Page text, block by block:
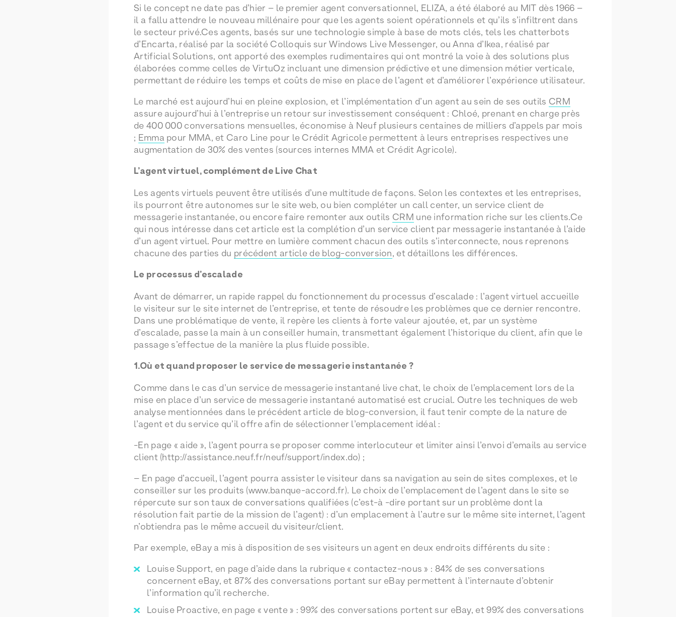
Si le concept ne date pas d’hier – le premier agent conversationnel, ELIZA, a été élaboré au MIT dès 1966 –
il a fallu attendre le nouveau millénaire pour que les agents soient opérationnels et qu’ils s’infiltrent dans
le secteur privé.Ces agents, basés sur une technologie simple à base de mots clés, tels les chatterbots
d’Encarta, réalisé par la société Colloquis sur Windows Live Messenger, ou Anna d’Ikea, réalisé par
Artificial Solutions, ont apporté des exemples rudimentaires qui ont montré la voie à des solutions plus
élaborées comme celles de VirtuOz incluant une dimension prédictive et une dimension métier verticale,
permettant de réduire les temps et coûts de mise en place de l’agent et d’améliorer l’expérience utilisateur.
Le marché est aujourd’hui en pleine explosion, et l’implémentation d’un agent au sein de ses outils CRM
assure aujourd’hui à l’entreprise un retour sur investissement conséquent : Chloé, prenant en charge près
de 400 000 conversations mensuelles, économise à Neuf plusieurs centaines de milliers d’appels par mois
; Emma pour MMA, et Caro Line pour le Crédit Agricole permettent à leurs entreprises respectives une
augmentation de 30% des ventes (sources internes MMA et Crédit Agricole).
L’agent virtuel, complément de Live Chat
Les agents virtuels peuvent être utilisés d’une multitude de façons. Selon les contextes et les entreprises,
ils pourront être autonomes sur le site web, ou bien compléter un call center, un service client de
messagerie instantanée, ou encore faire remonter aux outils CRM une information riche sur les clients.Ce
qui nous intéresse dans cet article est la complétion d’un service client par messagerie instantanée à l’aide
d’un agent virtuel. Pour mettre en lumière comment chacun des outils s’interconnecte, nous reprenons
chacune des parties du précédent article de blog-conversion, et détaillons les différences.
Le processus d’escalade
Avant de démarrer, un rapide rappel du fonctionnement du processus d’escalade : l’agent virtuel accueille
le visiteur sur le site internet de l’entreprise, et tente de résoudre les problèmes que ce dernier rencontre.
Dans une problématique de vente, il repère les clients à forte valeur ajoutée, et, par un système
d’escalade, passe la main à un conseiller humain, transmettant également l’historique du client, afin que le
passage s’effectue de la manière la plus fluide possible.
1.Où et quand proposer le service de messagerie instantanée ?
Comme dans le cas d’un service de messagerie instantané live chat, le choix de l’emplacement lors de la
mise en place d’un service de messagerie instantané automatisé est crucial. Outre les techniques de web
analyse mentionnées dans le précédent article de blog-conversion, il faut tenir compte de la nature de
l’agent et du service qu’il offre afin de sélectionner l’emplacement idéal :
-En page « aide », l’agent pourra se proposer comme interlocuteur et limiter ainsi l’envoi d’emails au service
client (http://assistance.neuf.fr/neuf/support/index.do) ;
– En page d’accueil, l’agent pourra assister le visiteur dans sa navigation au sein de sites complexes, et le
conseiller sur les produits (www.banque-accord.fr). Le choix de l’emplacement de l’agent dans le site se
répercute sur son taux de conversations qualifiées (c’est-à -dire portant sur un problème dont la
résolution fait partie de la mission de l’agent) : d’un emplacement à l’autre sur le même site internet, l’agent
n’obtiendra pas le même accueil du visiteur/client.
Par exemple, eBay a mis à disposition de ses visiteurs un agent en deux endroits différents du site :
Louise Support, en page d’aide dans la rubrique « contactez-nous » : 84% de ses conversations
concernent eBay, et 87% des conversations portant sur eBay permettent à l’internaute d’obtenir
l’information qu’il recherche.
Louise Proactive, en page « vente » : 99% des conversations portent sur eBay, et 99% des conversations